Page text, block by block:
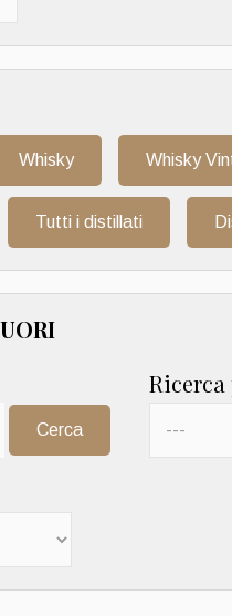
Whisky Whisky
Tutti i distillati